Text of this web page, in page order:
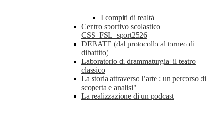
I compiti di realtà
Centro sportivo scolastico
CSS_FSL_sport2526
DEBATE (dal protocollo al torneo di
dibattito)
Laboratorio di drammaturgia: il teatro
classico
La storia attraverso l’arte : un percorso di
scoperta e analisi"
La realizzazione di un podcast